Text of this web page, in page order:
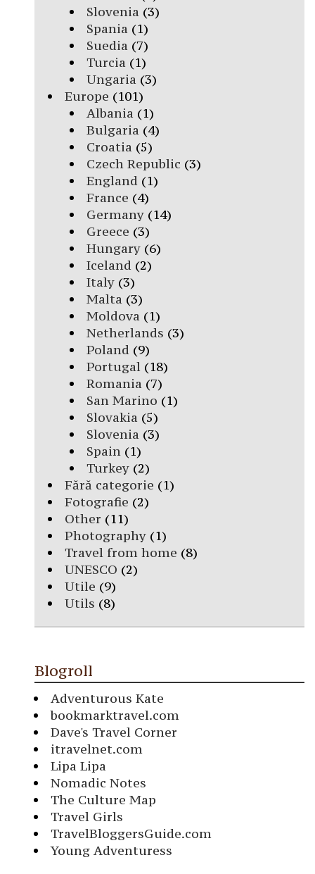
Slovenia (3)
Spania (1)
Suedia (7)
Turcia (1)
Ungaria (3)
Europe (101)
Albania (1)
Bulgaria (4)
Croatia (5)
Czech Republic (3)
England (1)
France (4)
Germany(14)
Greece (3)
Hungary(6)
Iceland (2)
Italy(3)
Malta (3)
Moldova (1)
Netherlands (3)
Poland (9)
Portugal(18)
Romania (7)
San Marino (1)
Slovakia (5)
Slovenia (3)
Spain(1)
Turkey(2)
Fără categorie (1)
Fotografie (2)
Other (11)
Photography (1)
Travel from home (8)
UNESCO (2)
Utile (9)
Utils (8)
Blogroll
Adventurous Kate
bookmarktravel.com
Dave's Travel Corner
itravelnet.com
Lipa Lipa
Nomadic Notes
The Culture Map
Travel Girls
TravelBloggersGuide.com
Young Adventuress